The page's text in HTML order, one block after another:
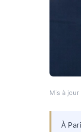
Mis à
À